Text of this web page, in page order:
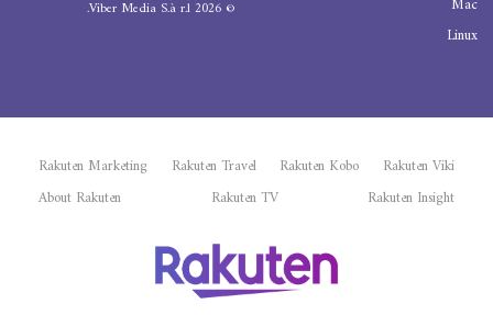
Linux
©
2026
Viber Media S.à r.l.
Rakuten Viki
Rakuten Kobo
Rakuten Travel
Rakuten Marketing
Rakuten Insight
Rakuten TV
About Rakuten